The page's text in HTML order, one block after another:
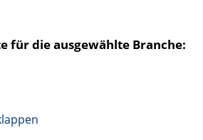
für die ausgewählte Branche: